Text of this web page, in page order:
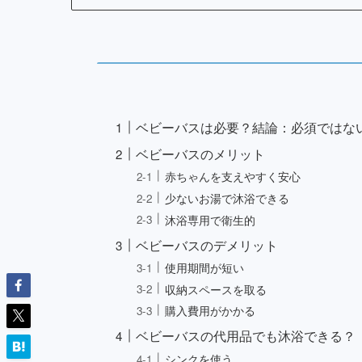
ベビーバスは必要？結論：必須ではな
ベビーバスのメリット
赤ちゃんを支えやすく安心
少ないお湯で沐浴できる
沐浴専用で衛生的
ベビーバスのデメリット
使用期間が短い
収納スペースを取る
購入費用がかかる
ベビーバスの代用品でも沐浴できる？
シンクを使う